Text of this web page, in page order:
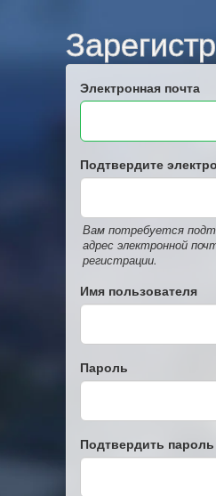
Электронная почта
Подтвердите
Вам потребуется
адрес электронной
регистрации.
Имя пользователя
Пароль
Подтвердить пароль